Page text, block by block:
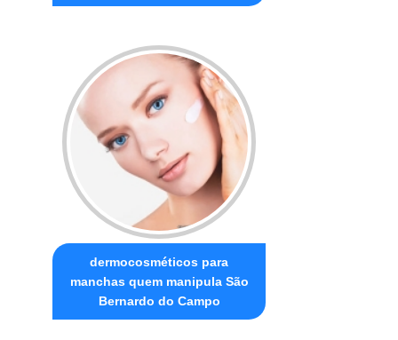
dermocosméticos para
manchas quem manipula São
Bernardo do Campo